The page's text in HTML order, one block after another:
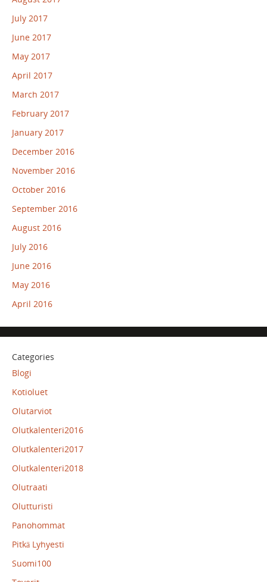
July 2017
June 2017
May 2017
April 2017
March 2017
February 2017
January 2017
December 2016
November 2016
October 2016
September 2016
August 2016
July 2016
June 2016
May 2016
April 2016
Categories
Blogi
Kotioluet
Olutarviot
Olutkalenteri2016
Olutkalenteri2017
Olutkalenteri2018
Olutraati
Olutturisti
Panohommat
Pitkä Lyhyesti
Suomi100